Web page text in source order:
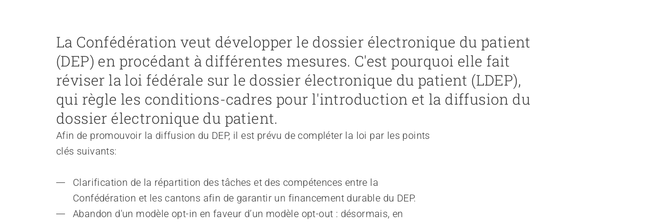
Organiser le travail et construire la culture d’entreprise
Gérer l'entreprise et appliquer la loi
Garantir la sécurité
Régler le financement
Promouvoir des offres
Promouvoir la durabilité
Organiser des achats
Travailler avec les proches
Accompagner la fin de vie
Organiser les transitions
La Confédération veut développer le dossier électronique du patient
(DEP) en procédant à différentes mesures. C'est pourquoi elle fait
réviser la loi fédérale sur le dossier électronique du patient (LDEP),
qui règle les conditions-cadres pour l'introduction et la diffusion du
dossier électronique du patient.
Afin de promouvoir la diffusion du DEP, il est prévu de compléter la loi par les points
clés suivants:
Clarification de la répartition des tâches et des compétences entre la
Confédération et les cantons afin de garantir un financement durable du DEP.
Abandon d'un modèle opt-in en faveur d’un modèle opt-out : désormais, en